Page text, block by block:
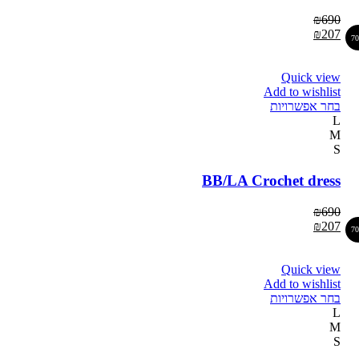
₪690
₪207
Quick view
Add to wishlist
בחר אפשרויות
L
M
S
BB/LA Crochet dress
₪690
₪207
Quick view
Add to wishlist
בחר אפשרויות
L
M
S